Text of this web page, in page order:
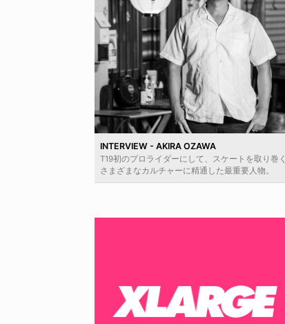
INTERVIEW - AKIRA OZAWA
T19初のプロライダーにして、スケートを取り巻く
さまざまなカルチャーに精通した最重要人物。